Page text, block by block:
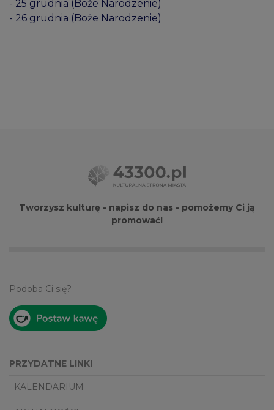
- 25 grudnia (Boże Narodzenie)
- 26 grudnia (Boże Narodzenie)
Tworzysz kulturę - napisz do nas - pomożemy Ci ją
promować!
Podoba Ci się?
PRZYDATNE LINKI
KALENDARIUM